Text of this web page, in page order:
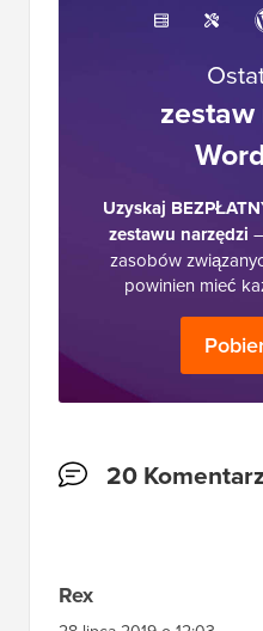
Uzyskaj
zestawu narzędzi
zasobów
powinien mieć